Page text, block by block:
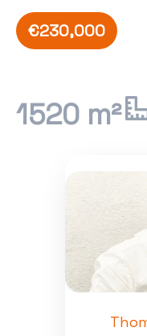
€230,000
1520 m²